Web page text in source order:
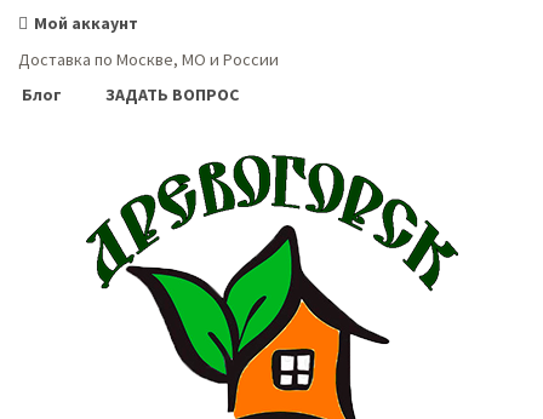
Мой аккаунт
Доставка по Москве, МО и России
Блог
ЗАДАТЬ ВОПРОС